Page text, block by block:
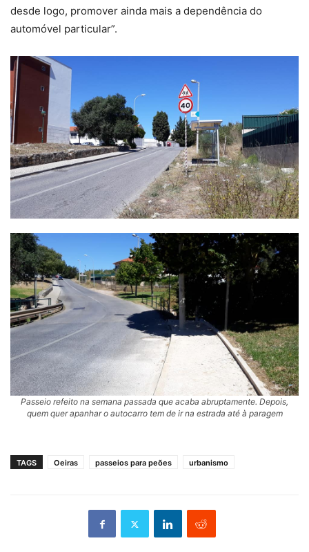
desde logo, promover ainda mais a dependência do
automóvel particular”.
Passeio refeito na semana passada que acaba abruptamente. Depois,
quem quer apanhar o autocarro tem de ir na estrada até à paragem
TAGS Oeiras passeios para peões urbanismo